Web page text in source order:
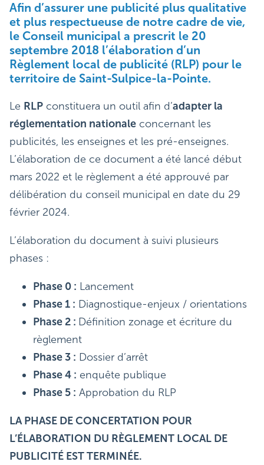
Afin d’assurer une publicité plus qualitative
et plus respectueuse de notre cadre de vie,
le Conseil municipal a prescrit le 20
septembre 2018 l’élaboration d’un
Règlement local de publicité (RLP) pour le
territoire de Saint-Sulpice-la-Pointe.
Le RLP constituera un outil afin d’adapter la
réglementation nationale concernant les
publicités, les enseignes et les pré-enseignes.
L’élaboration de ce document a été lancé début
mars 2022 et le règlement a été approuvé par
délibération du conseil municipal en date du 29
février 2024.
L’élaboration du document à suivi plusieurs
phases :
Phase 0 : Lancement
Phase 1 : Diagnostique-enjeux / orientations
Phase 2 : Définition zonage et écriture du
règlement
Phase 3 : Dossier d’arrêt
Phase 4 : enquête publique
Phase 5 : Approbation du RLP
LA PHASE DE CONCERTATION POUR
L’ÉLABORATION DU RÈGLEMENT LOCAL DE
PUBLICITÉ EST TERMINÉE.